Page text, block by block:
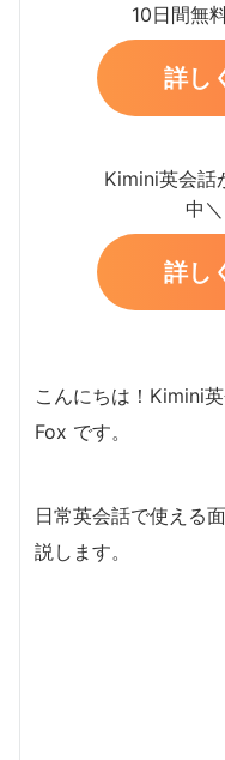
10日間無
詳し
Kimini英会話
中
詳し
こんにちは！Kimini
Fox です。
日常英会話で使える
説します。